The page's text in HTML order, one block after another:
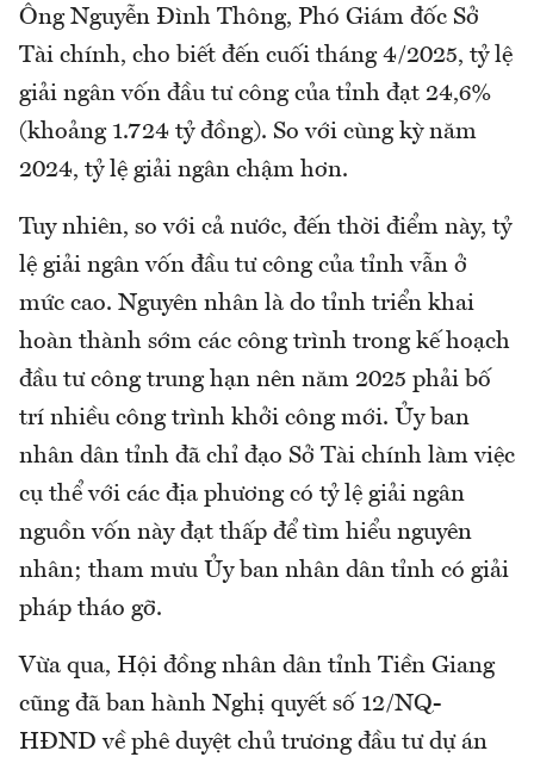
Ông Nguyễn Đình Thông, Phó Giám đốc Sở
Tài chính, cho biết đến cuối tháng 4/2025, tỷ lệ
giải ngân vốn đầu tư công của tỉnh đạt 24,6%
(khoảng 1.724 tỷ đồng). So với cùng kỳ năm
2024, tỷ lệ giải ngân chậm hơn.
Tuy nhiên, so với cả nước, đến thời điểm này, tỷ
lệ giải ngân vốn đầu tư công của tỉnh vẫn ở
mức cao. Nguyên nhân là do tỉnh triển khai
hoàn thành sớm các công trình trong kế hoạch
đầu tư công trung hạn nên năm 2025 phải bố
trí nhiều công trình khởi công mới. Ủy ban
nhân dân tỉnh đã chỉ đạo Sở Tài chính làm việc
cụ thể với các địa phương có tỷ lệ giải ngân
nguồn vốn này đạt thấp để tìm hiểu nguyên
nhân; tham mưu Ủy ban nhân dân tỉnh có giải
pháp tháo gỡ.
Vừa qua, Hội đồng nhân dân tỉnh Tiền Giang
cũng đã ban hành Nghị quyết số 12/NQ-
HĐND về phê duyệt chủ trương đầu tư dự án